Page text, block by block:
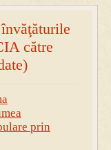
către
prin